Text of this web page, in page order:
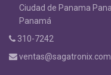
Ciudad de Panama
Panamá
310-7242
ventas@sagatronix.com